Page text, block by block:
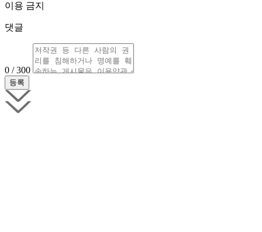
이용 금지
댓글
0 / 300